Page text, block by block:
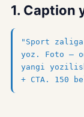
1. Caption
"Sport
yoz. Foto —
yangi
+ CTA. 150